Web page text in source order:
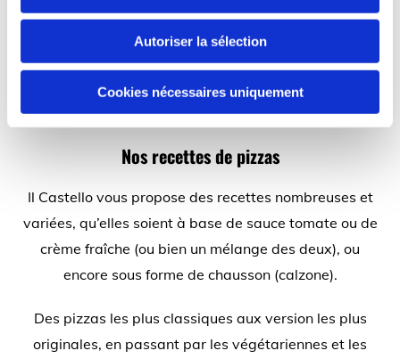
Autoriser la sélection
Cookies nécessaires uniquement
Nos recettes de pizzas
Il Castello vous propose des recettes nombreuses et
variées, qu’elles soient à base de sauce tomate ou de
crème fraîche (ou bien un mélange des deux), ou
encore sous forme de chausson (calzone).
Des pizzas les plus classiques aux version les plus
originales, en passant par les végétariennes et les